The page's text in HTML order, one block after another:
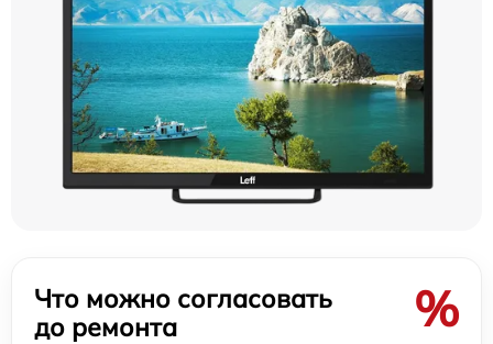
Что можно согласовать
до ремонта
%